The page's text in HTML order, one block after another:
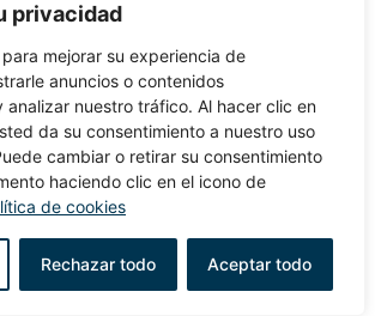
privacidad
mejorar su experiencia de
anuncios o contenidos
analizar nuestro tráfico. Al hacer clic en
da su consentimiento a nuestro uso
cambiar o retirar su consentimiento
haciendo clic en el icono de
de cookies
Rechazar todo Aceptar todo
cada momento para el Usuario, en tanto que
sin ningún cargo y sin aportar razón
cualquier producto, siempre y cuando éste no
en cuenta que habitualmente los pedidos se
laboral posterior a la compra.
deberás contactar con el departamento
en el teléfono 926814555, o a través de correo